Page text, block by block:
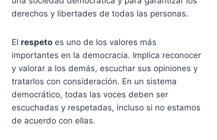
derechos y libertades de todas las personas.
El respeto es uno de los valores más
importantes en la democracia. Implica reconocer
y valorar a los demás, escuchar sus opiniones y
tratarlos con consideración. En un sistema
democrático, todas las voces deben ser
escuchadas y respetadas, incluso si no estamos
de acuerdo con ellas.